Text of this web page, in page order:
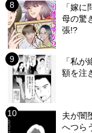
「嫁
母の驚
張!?
「私
額を注
夫が闇
へつら